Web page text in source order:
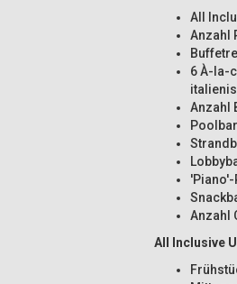
All
Anzahl
6 À-la-
Anzahl
Poolbar
Anzahl
All Inclusive